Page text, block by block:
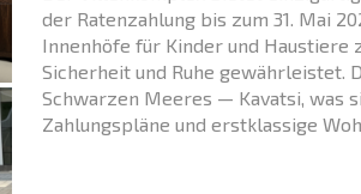
der Ratenzahlung bis zum 31. Mai
Innenhöfe für Kinder und Haustiere
Sicherheit und Ruhe gewährleistet.
Schwarzen Meeres — Kavatsi, was
Zahlungspläne und erstklassige